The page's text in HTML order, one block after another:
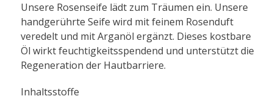
Unsere Rosenseife lädt zum Träumen ein. Unsere
handgerührte Seife wird mit feinem Rosenduft
veredelt und mit Arganöl ergänzt. Dieses kostbare
Öl wirkt feuchtigkeitsspendend und unterstützt die
Regeneration der Hautbarriere.
Inhaltsstoffe